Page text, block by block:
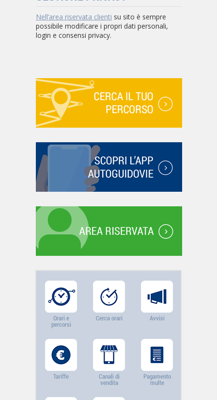
Nell’area riservata clienti su sito è sempre
possibile modificare i propri dati personali,
login e consensi privacy.
Orari e
percorsi
Cerca orari Avvisi
Tariffe Canali di
vendita
Pagamento
multe